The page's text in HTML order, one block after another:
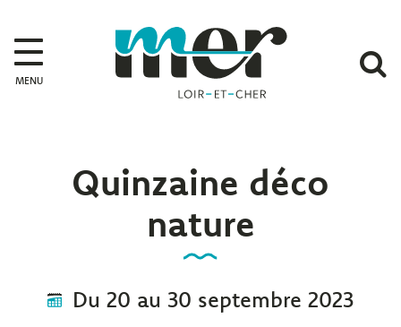
MENU
Quinzaine déco
nature
Du 20 au 30 septembre 2023